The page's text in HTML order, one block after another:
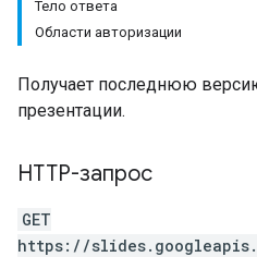
Тело ответа
Области авторизации
Получает последнюю
презентации.
HTTP-запрос
GET
https://